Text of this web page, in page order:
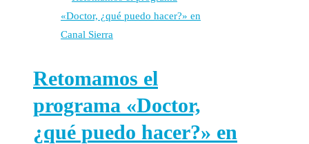
Retomamos el
programa «Doctor,
¿qué puedo hacer?» en